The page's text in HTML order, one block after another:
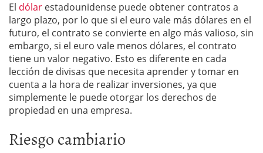
El dólar estadounidense puede obtener contratos a
largo plazo, por lo que si el euro vale más dólares en el
futuro, el contrato se convierte en algo más valioso, sin
embargo, si el euro vale menos dólares, el contrato
tiene un valor negativo. Esto es diferente en cada
lección de divisas que necesita aprender y tomar en
cuenta a la hora de realizar inversiones, ya que
simplemente le puede otorgar los derechos de
propiedad en una empresa.
Riesgo cambiario